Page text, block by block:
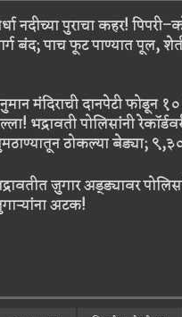
नदीच्या पुराचा कहर!
बंद; पाच फूट पाण्यात पूल,
मंदिराची दानपेटी फोडून
भद्रावती पोलिसांनी
ठोकल्या बेड्या;
जुगार अड्ड्यावर
अटक!